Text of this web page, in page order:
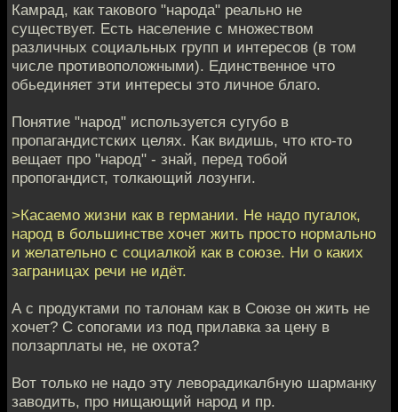
Камрад, как такового "народа" реально не
существует. Есть население с множеством
различных социальных групп и интересов (в том
числе противоположными). Единственное что
обьединяет эти интересы это личное благо.
Понятие "народ" используется сугубо в
пропагандистских целях. Как видишь, что кто-то
вещает про "народ" - знай, перед тобой
пропогандист, толкающий лозунги.
>Касаемо жизни как в германии. Не надо пугалок,
народ в большинстве хочет жить просто нормально
и желательно с социалкой как в союзе. Ни о каких
заграницах речи не идёт.
А с продуктами по талонам как в Союзе он жить не
хочет? С сопогами из под прилавка за цену в
ползарплаты не, не охота?
Вот только не надо эту леворадикалбную шарманку
заводить, про нищающий народ и пр.